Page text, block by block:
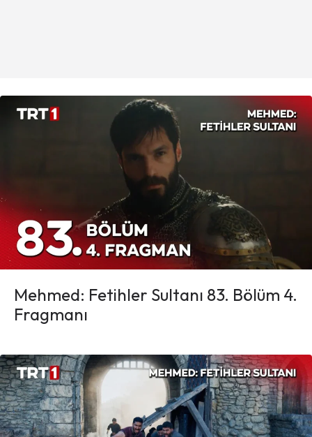
Mehmed: Fetihler Sultanı 83. Bölüm 4.
Fragmanı